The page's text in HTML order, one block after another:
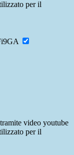
per il
video youtube
per il